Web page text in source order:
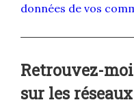
données de vos
Retrouvez-moi
sur les